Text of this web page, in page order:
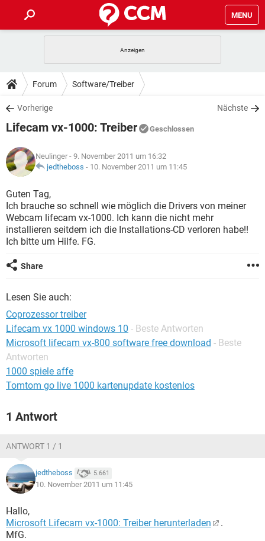
MENU
ANDROID IOS
WINDOWS 10
WHATSAPP TIKTOK
FACEBOOK
TIPPS & TRICKS
SPIELE
WHATSAPP TIKTOK
FACEBOOK
DOWNLOADS
SPIELE STREAMING
ANDROID
WINDOWS 10 INSTAGRAM
WHATSAPP
FACEBOOK HARDWARE
SPIELE STREAMING
ANDROID
WINDOWS 10
WHATSAPP TIKTOK
FACEBOOK
LEXIKON
SPIELE
ANDROID IOS
WINDOWS 10 INSTAGRAM
FACEBOOK
Forum Software/Treiber
Vorherige Nächste
Lifecam vx-1000: Treiber Geschlossen
Neulinger - 9. November 2011 um 16:32
jedtheboss - 10. November 2011 um 11:45
Guten Tag,
Ich brauche so schnell wie möglich die Drivers von meiner
Webcam lifecam vx-1000. Ich kann die nicht mehr
installieren seitdem ich die Installations-CD verloren habe!!
Ich bitte um Hilfe. FG.
Share
Lesen Sie auch:
Coprozessor treiber
Lifecam vx 1000 windows 10 - Beste Antworten
Microsoft lifecam vx-800 software free download - Beste
Antworten
1000 spiele affe
Tomtom go live 1000 kartenupdate kostenlos
1 Antwort
ANTWORT 1 / 1
jedtheboss 5.661
10. November 2011 um 11:45
Hallo,
Microsoft Lifecam vx-1000: Treiber herunterladen
.
MfG.